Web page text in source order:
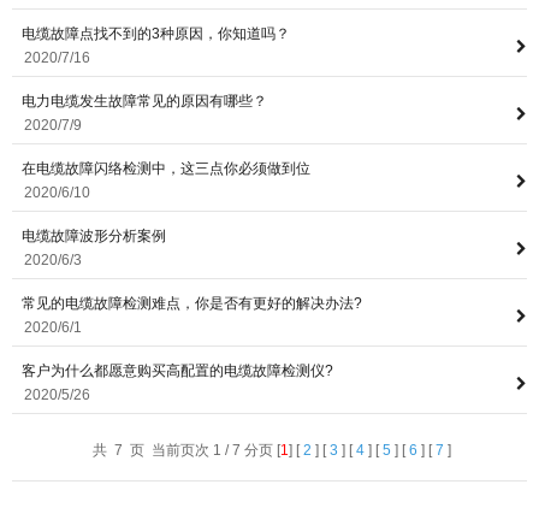
电缆故障点找不到的3种原因，你知道吗？
2020/7/16
电力电缆发生故障常见的原因有哪些？
2020/7/9
在电缆故障闪络检测中，这三点你必须做到位
2020/6/10
电缆故障波形分析案例
2020/6/3
常见的电缆故障检测难点，你是否有更好的解决办法?
2020/6/1
客户为什么都愿意购买高配置的电缆故障检测仪?
2020/5/26
共 7 页 当前页次 1 / 7 分页 [1] [2 ] [3 ] [4] [5 ] [6 ] [7 ]